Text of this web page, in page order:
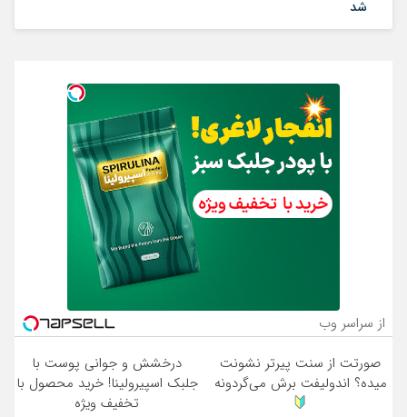
شد
از سراسر وب
صورتت از سنت پیرتر نشونت
میده؟ اندولیفت برش می‌گردونه
درخشش و جوانی پوست با
جلبک اسپیرولینا! خرید محصول با
تخفیف ویژه